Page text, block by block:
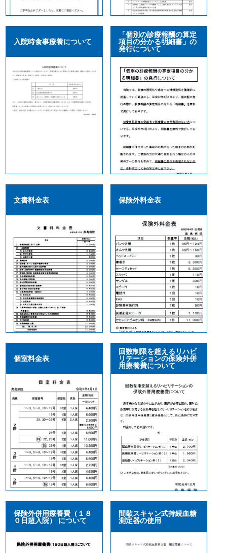
入院時食事療養について
「個別の診療報酬の算定
項目の分かる明細書」の
発行について
文書料金表 保険外料金表
個室料金表
回数制限を超えるリハビ
リテーションの保険外併
用療養費について
保険外併用療養費（１８
０日超入院） について
間歇スキャン式持続血糖
測定器の使用